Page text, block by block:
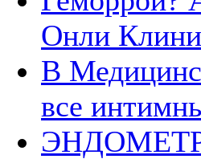
Онли
В
все